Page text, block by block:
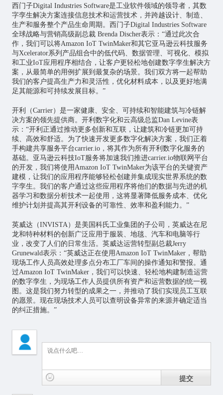
西门子Digital Industries Software是工业软件领域的领导者，其数
字孪生解决方案连接信息技术和运营技术，并跨越设计、制造、
生产和服务整个产品生命周期。西门子Digital Industries Software
全球战略与营销高级副总裁 Brenda Discher表示：“通过此次合
作，我们可以将Amazon IoT TwinMaker和其它亚马逊云科技服务
与Xcelerator系列产品组合中的低代码、数据管理、可视化、模拟
和工业IoT应用程序相结合，让客户更轻松地创建数字孪生解决方
案，从最简单的用例扩展到最复杂的场景。我们双方将一起帮助
我们的客户提高生产力和灵活性，优化材料成本，以及更好地满
足其能源和可持续发展目标。”
开利（Carrier）是一家健康、安全、可持续和智能建筑与冷链解
决方案的领先提供商。开利数字化和云高级总监Dan Levine表
示：“开利正通过推动更多创新和互联，让建筑和冷链更加可持
续、高效和舒适。为了快速开发更多数字化解决方案，我们正着
手构建共享服务平台carrier.io，将其作为所有开利数字化服务的
基础。亚马逊云科技IoT服务将加速我们推进carrier.io物联网 平台
的开发，我们将使用Amazon IoT TwinMaker为该平台的关键资产
建模，让我们的应用程序能够轻松创建并集成现实世界系统的数
字孪生。我们的客户通过这些应用程序将他们的数据与先进的机
器学习和数据分析技术一起使用，这将显著降低服务成本、优化
维护计划并提高其开利设备的可靠性、效率和盈利能力。”
英威达（INVISTA）是美国科氏工业集团的子公司，英威达在尼
龙和特种材料的创新广泛应用于服装、地毯、汽车和电脑等行
业，改变了人们的日常生活。英威达运营转型副总裁Jerry
Grunewald表示：“英威达正在使用Amazon IoT TwinMaker，帮助
现场工作人员高效处理多点分布工厂车间的操作通知和警报。通
过Amazon IoT TwinMaker，我们可以快速、轻松地构建制造运营
的数字孪生，为现场工作人员提供所有资产和运营数据的统一视
图。这是我们努力转型的成果之一，并推动了我们实现员工互联
的愿景。现在现场技术人员可以查明设备异常的来源并确定适当
的纠正措施。”
提交